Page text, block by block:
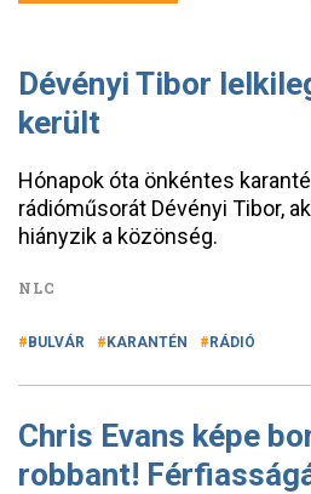
Dévényi Tibor
került
Hónapok óta önkéntes
rádióműsorát Dévényi Tibor,
hiányzik a közönség.
NLC
BULVÁR KARANTÉN RÁDIÓ
Chris Evans képe
robbant!